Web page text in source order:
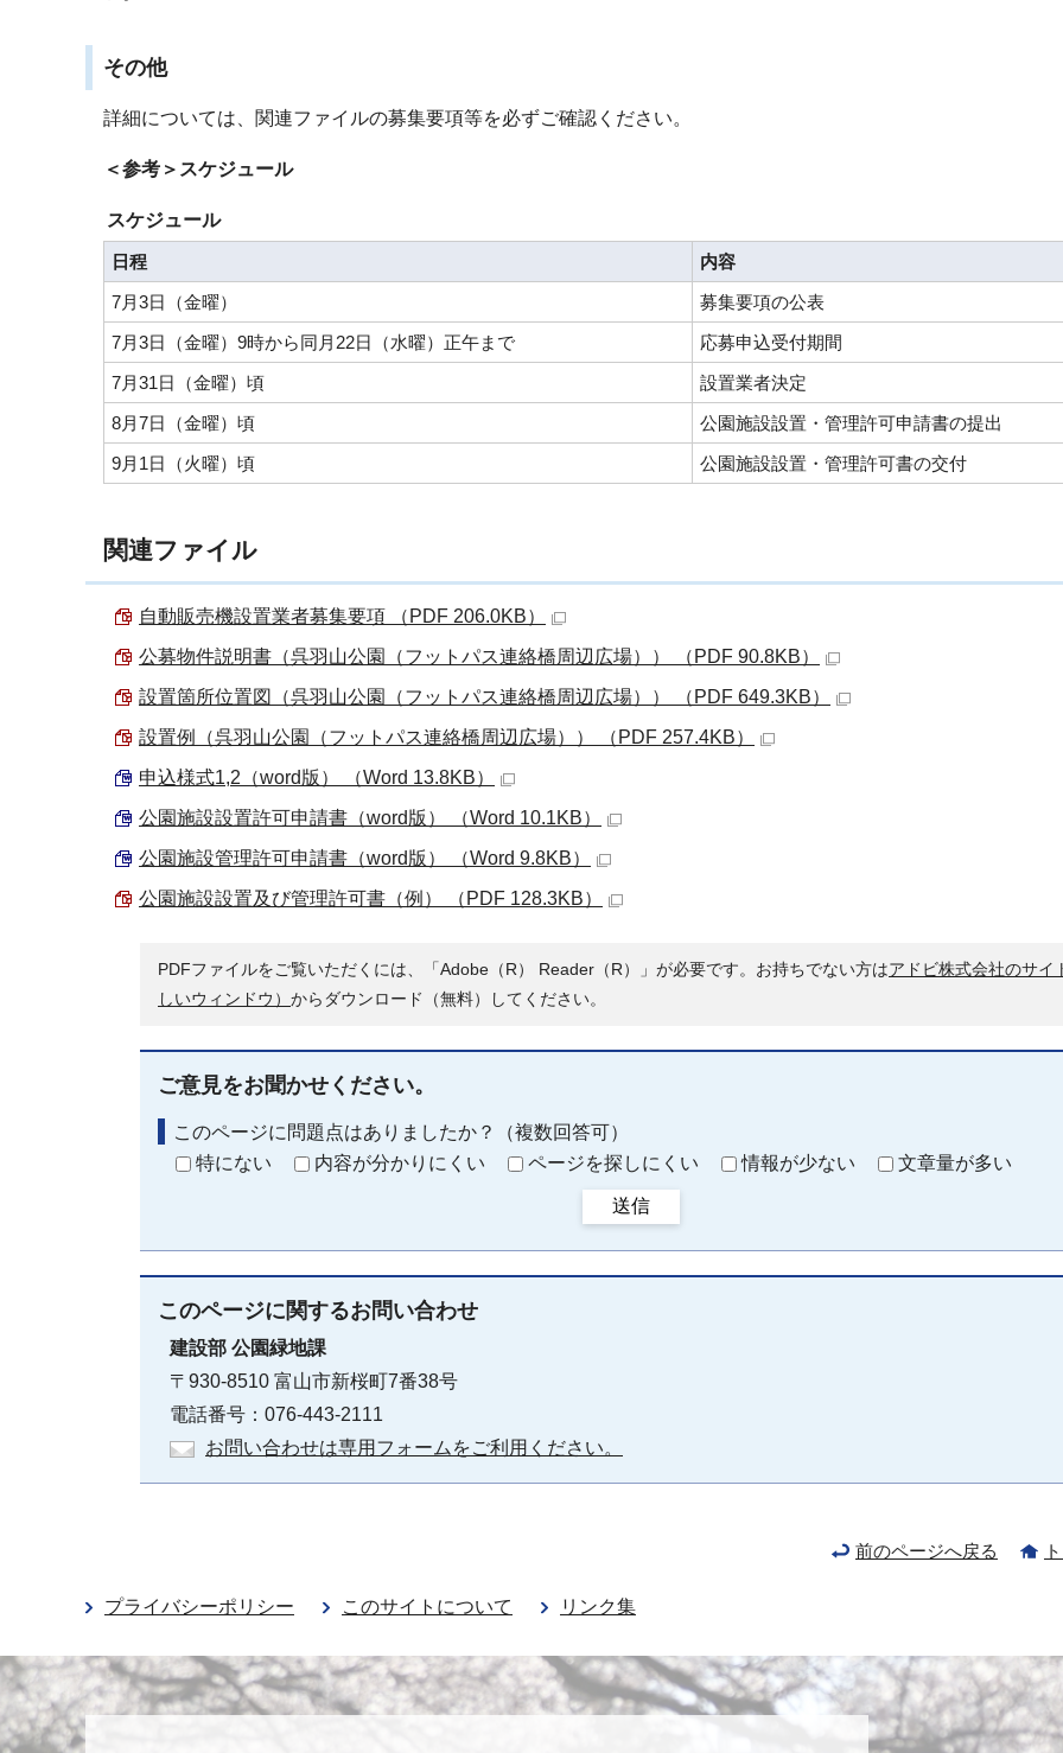
その他
詳細については、関連ファイルの募集要項等を必ずご確認ください。
＜参考＞スケジュール
スケジュール
日程
内容
7月3日（金曜）
募集要項の公表
7月3日（金曜）9時から同月22日（水曜）正午まで
応募申込受付期間
7月31日（金曜）頃
設置業者決定
8月7日（金曜）頃
公園施設設置・管理許可申請書の提出
9月1日（火曜）頃
公園施設設置・管理許可書の交付
関連ファイル
自動販売機設置業者募集要項 （PDF 206.0KB）
公募物件説明書（呉羽山公園（フットパス連絡橋周辺広場）） （PDF 90.8KB）
設置箇所位置図（呉羽山公園（フットパス連絡橋周辺広場）） （PDF 649.3KB）
設置例（呉羽山公園（フットパス連絡橋周辺広場）） （PDF 257.4KB）
申込様式1,2（word版） （Word 13.8KB）
公園施設設置許可申請書（word版） （Word 10.1KB）
公園施設管理許可申請書（word版） （Word 9.8KB）
公園施設設置及び管理許可書（例） （PDF 128.3KB）
PDFファイルをご覧いただくには、「Adobe（R） Reader（R）」が必要です。お持ちでない方はアドビ株式会社のサイ
しいウィンドウ） からダウンロード（無料）してください。
ご意見をお聞かせください。
このページに問題点はありましたか？（複数回答可）
特にない
内容が分かりにくい ページを探しにくい 情報が少ない 文章量が多い
送信
このページに関するお問い合わせ
建設部 公園緑地課
〒930-8510 富山市新桜町7番38号
電話番号：076-443-2111
お問い合わせは専用フォームをご利用ください。
前のページへ戻る
プライバシーポリシー このサイトについて リンク集